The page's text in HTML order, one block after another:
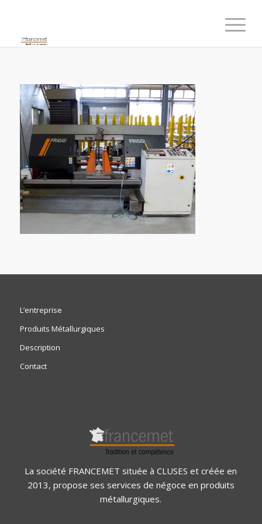
L’entreprise
Produits Métallurgiques
Description
Contact
La société FRANCEMET située à CLUSES et créée en
2013, propose ses services de négoce en produits
métallurgiques.